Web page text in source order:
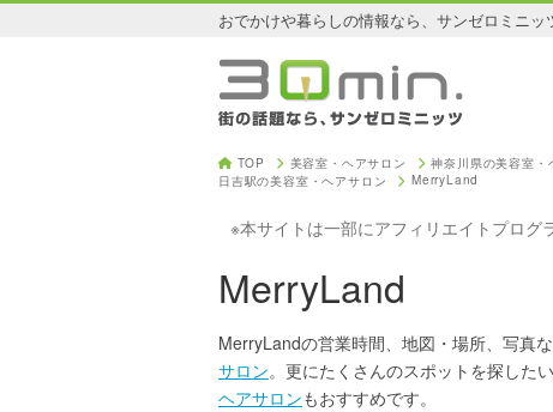
おでかけや暮らしの情報なら、サンゼロミニッ
TOP 美容室・ヘアサロン 神奈川県の美容室・
日吉駅の美容室・ヘアサロン
MerryLand
※本サイトは一部にアフィリエイトプログ
MerryLand
MerryLandの営業時間、地図・場所、写真
サロン。更にたくさんのスポットを探したい
ヘアサロンもおすすめです。